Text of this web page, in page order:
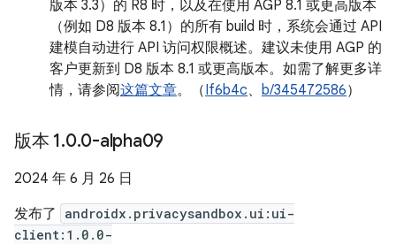
版本 3.3）的 R8 时，以及在使用 AGP 8.1 或更高版本
（例如 D8 版本 8.1）的所有 build 时，系统会通过 API
建模自动进行 API 访问权限概述。建议未使用 AGP 的
客户更新到 D8 版本 8.1 或更高版本。如需了解更多详
情，请参阅这篇文章。（If6b4c、 b/345472586）
版本 1.0.0-alpha09
2024 年 6 月 26 日
发布了
androidx.privacysandbox.ui:ui-
client:1.0.0-